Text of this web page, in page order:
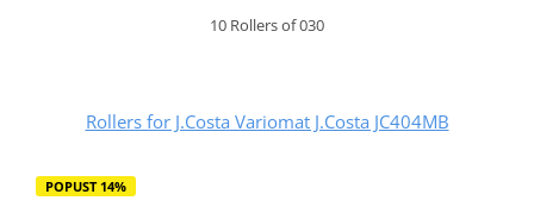
10 Rollers of 030
Rollers for J.Costa Variomat J.Costa JC404MB
POPUST 14%